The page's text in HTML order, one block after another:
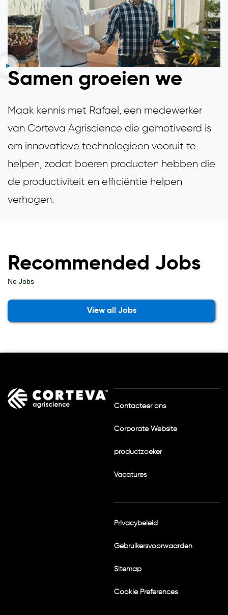
Samen groeien we
Maak kennis met Rafael, een medewerker
van Corteva Agriscience die gemotiveerd is
om innovatieve technologieën vooruit te
helpen, zodat boeren producten hebben die
de productiviteit en efficiëntie helpen
verhogen.
Recommended Jobs
No Jobs
View all Jobs
Contacteer ons
Corporate Website
productzoeker
Vacatures
Privacybeleid
Gebruikersvoorwaarden
Sitemap
Cookie Preferences